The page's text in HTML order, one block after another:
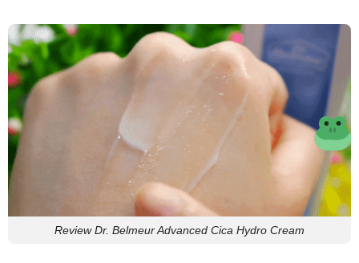
Review Dr. Belmeur Advanced Cica Hydro Cream